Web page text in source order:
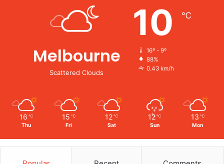
Melbourne
Scattered Clouds
10 ℃
16º - 9º
88%
0.43 km/h
16 ℃
Thu
15 ℃
Fri
12 ℃
Sat
12 ℃
Sun
13 ℃
Mon